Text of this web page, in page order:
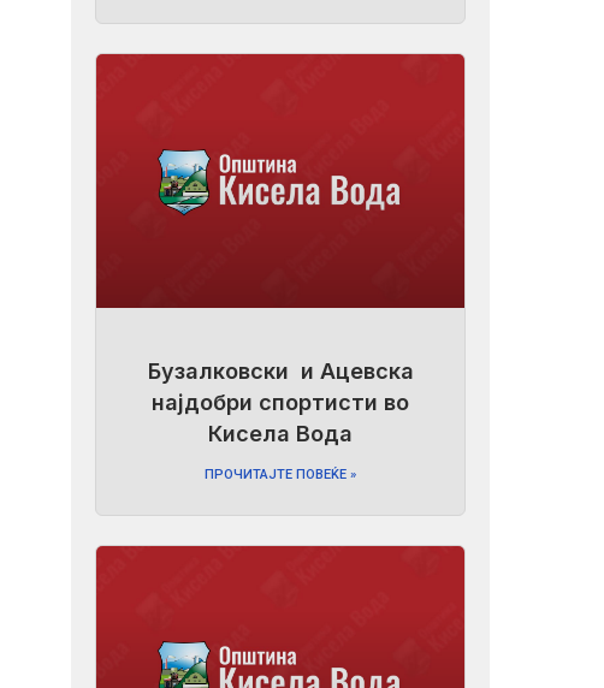
Бузалковски и Ацевска
најдобри спортисти во
Кисела Вода
ПРОЧИТАЈТЕ ПОВЕЌЕ »